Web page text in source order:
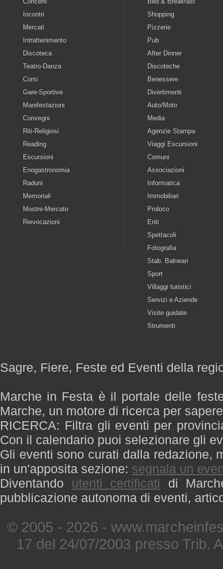
Incontri
Mercati
Intrattenimento
Discoteca
Teatro-Danza
Corsi
Gare-Sportive
Manifestazioni
Convegni
Riti-Religiosi
Reading
Escursioni
Enogastronomia
Raduni
Memoriali
Mostre-Mercato
Rievocazioni
Shopping
Pizzerie
Pub
After Dinner
Discoteche
Benessere
Divertimenti
Auto/Moto
Media
Agenzie Stampa
Viaggi Escursioni
Comuni
Associazioni
Informatica
Immobiliari
Proloco
Enti
Spettacoli
Fotografia
Stab. Balneari
Sport
Villaggi turistici
Servizi e Aziende
Visite guidate
Strumenti
Sagre, Fiere, Feste ed Eventi della
Marche in Festa è il portale delle
Marche, un motore di ricerca per
RICERCA: Filtra gli eventi per
Con il calendario puoi selezionare gli
Gli eventi sono curati dalla redazione,
in un'apposita sezione: segnala un
Diventando utenti certificati di
pubblicazione autonoma di eventi,
© 2005 - 2026 -
17 del 24/07/2003 presso Trib.